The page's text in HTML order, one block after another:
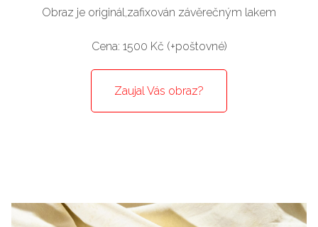
Obraz je originál,zafixován závěrečným lakem
Cena: 1500 Kč (+poštovné)
Zaujal Vás obraz?